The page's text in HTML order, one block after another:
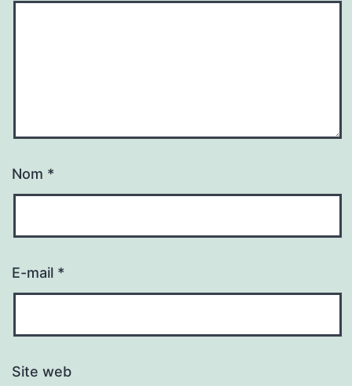
Nom *
E-mail *
Site web